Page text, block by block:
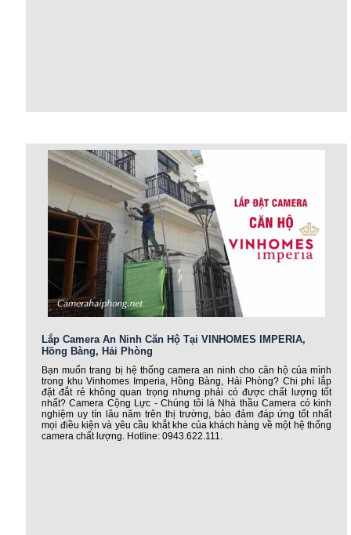
Lắp Camera An Ninh Căn Hộ Tại VINHOMES IMPERIA,
Hồng Bàng, Hải Phòng
Bạn muốn trang bị hệ thống camera an ninh cho căn hộ của mình
trong khu Vinhomes Imperia, Hồng Bàng, Hải Phòng? Chi phí lắp
đặt đắt rẻ không quan trọng nhưng phải có được chất lượng tốt
nhất? Camera Cộng Lực - Chúng tôi là Nhà thầu Camera có kinh
nghiệm uy tín lâu năm trên thị trường, bảo đảm đáp ứng tốt nhất
mọi điều kiện và yêu cầu khắt khe của khách hàng về một hệ thống
camera chất lượng. Hotline: 0943.622.111.